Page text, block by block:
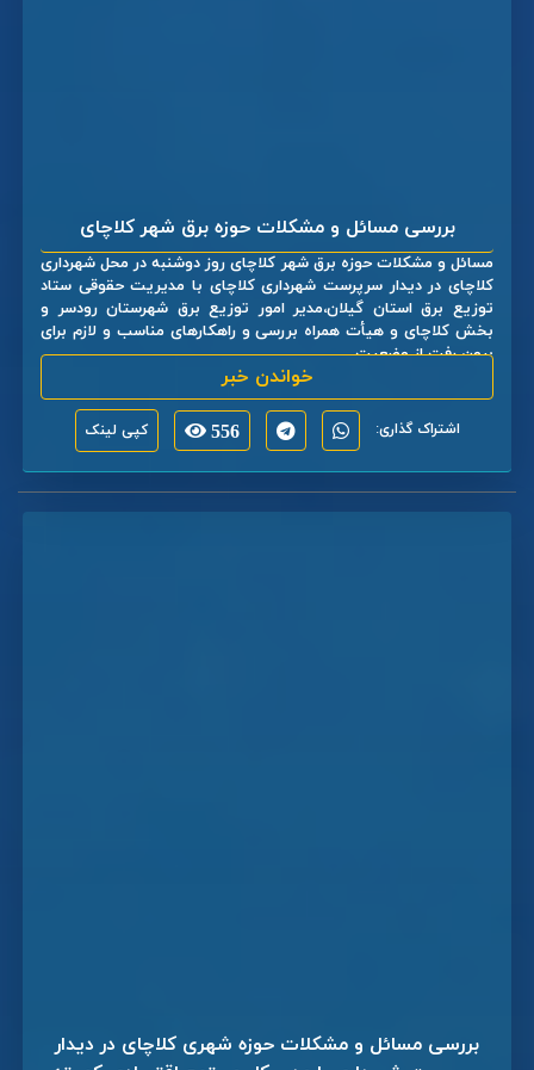
بررسی مسائل و مشکلات حوزه برق شهر کلاچای
مسائل و مشکلات حوزه برق شهر کلاچای روز دوشنبه در محل شهرداری
کلاچای در دیدار سرپرست شهرداری کلاچای با مدیریت حقوقی ستاد
توزیع برق استان گیلان،مدیر امور توزیع برق شهرستان رودسر و
بخش کلاچای و هیأت همراه بررسی و راهکارهای مناسب و لازم برای
برون رفت از وضعیت ...
خواندن خبر
اشتراک گذاری: 556 کپی لینک
بررسی مسائل و مشکلات حوزه شهری کلاچای در دیدار